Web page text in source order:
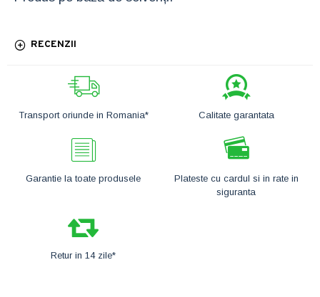
Transport oriunde in Romania* Calitate garantata
Garantie la toate produsele
Plateste cu cardul si in rate in
siguranta
Retur in 14 zile*
RECENZII